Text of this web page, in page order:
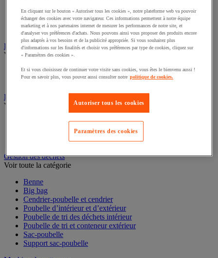
Cloison et cabine pour sanitaires
Équipement douche
Équipement salle de bain
Équipement sanitaires
Essuie-mains et distributeur d’essuie-mains
Distributeur d'essuie-mains
Essuyage industriel
Voir toute la catégorie
Bobine d'essuyage industriel
Chiffons textile et non-tissé
Gestion des déchets
Benne
Big bag
Cendrier-poubelle et cendrier
Poubelle d’intérieur et d’extérieur
Poubelle de tri des déchets intérieur
Poubelle de tri et conteneur extérieur
Sac-poubelle
En cliquant sur le bouton « Autoriser tous les cookies », notre plateforme web va pouvoir
échanger des cookies avec votre navigateur. Ces informations permettent à notre équipe
marketing et à nos partenaires internet de mesurer les performances de notre site, et
d'analyser vos préférences d'achats. Nous pouvons ainsi vous proposer des produits encore
plus adaptés à vos besoins et de la publicité appropriée. Si vous souhaitez plus
d'informations sur les finalités et choisir vos préférences par type de cookies, cliquez sur
« Paramètres des cookies ».
Et si vous choisissez de continuer votre visite sans cookies, vous êtes le bienvenu aussi !
Pour en savoir plus, vous pouvez aussi consulter notre politique de cookies.
Autoriser tous les cookies
Paramètres des cookies